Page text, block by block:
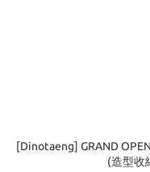
[Dinotaeng] GRAND
(造型收